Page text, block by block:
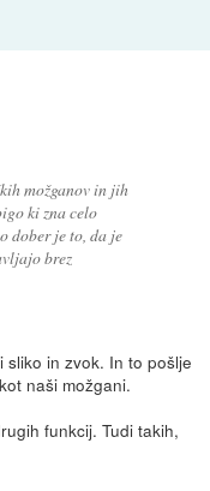
možganov in jih
ki zna celo
dober je to, da je
brez
sliko in zvok. In to pošlje
naši možgani.
funkcij. Tudi takih,